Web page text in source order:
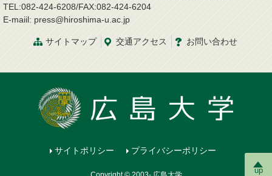
up
TEL:082-424-6208/FAX:082-424-6204
E-maiil: press@hiroshima-u.ac.jp
サイトマップ 交通アクセス お問い合わせ
サイトポリシー プライバシーポリシー